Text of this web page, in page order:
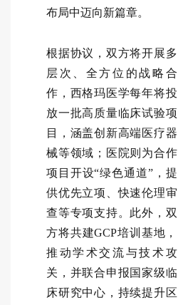
布局中迈向新篇章。
根据协议，双方将开展多
层次、全方位的战略合
作，西格玛医学每年将投
放一批高质量临床试验项
目，涵盖创新高端医疗器
械等领域；医院则为合作
项目开设“绿色通道”，提
供优先立项、快速伦理审
查等专项支持。此外，双
方将共建GCP培训基地，
推动学术交流与技术攻
关，并联合申报国家级临
床研究中心，持续提升区